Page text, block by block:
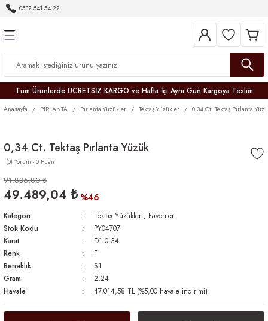
0532 541 54 22
Tüm Ürünlerde ÜCRETSİZ KARGO ve Hafta İçi Aynı Gün Kargoya Teslim
Anasayfa PIRLANTA Pırlanta Yüzükler Tektaş Yüzükler 0,34 Ct. Tektaş Pırlanta
0,34 Ct. Tektaş Pırlanta Yüzük
(0) Yorum - 0 Puan
91.836,80 ₺
49.489,04 ₺ %46
Kategori Tektaş Yüzükler , Favoriler
Stok Kodu
PY04707
Karat
D1:0,34
Renk
F
Berraklık
S1
Gram
2,24
Havale
47.014,58 TL (%5,00 havale indirimi)